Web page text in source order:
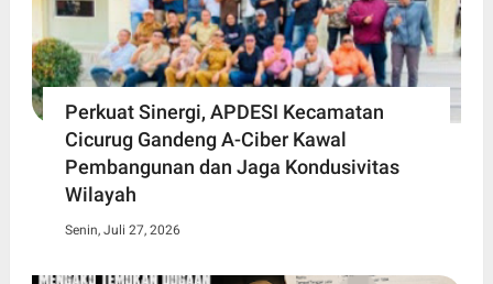
Perkuat Sinergi, APDESI Kecamatan
Cicurug Gandeng A-Ciber Kawal
Pembangunan dan Jaga Kondusivitas
Wilayah
Senin, Juli 27, 2026